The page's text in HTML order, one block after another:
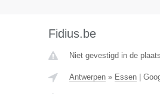
Fidius.be
Niet gevestigd in de
Antwerpen» Essen|